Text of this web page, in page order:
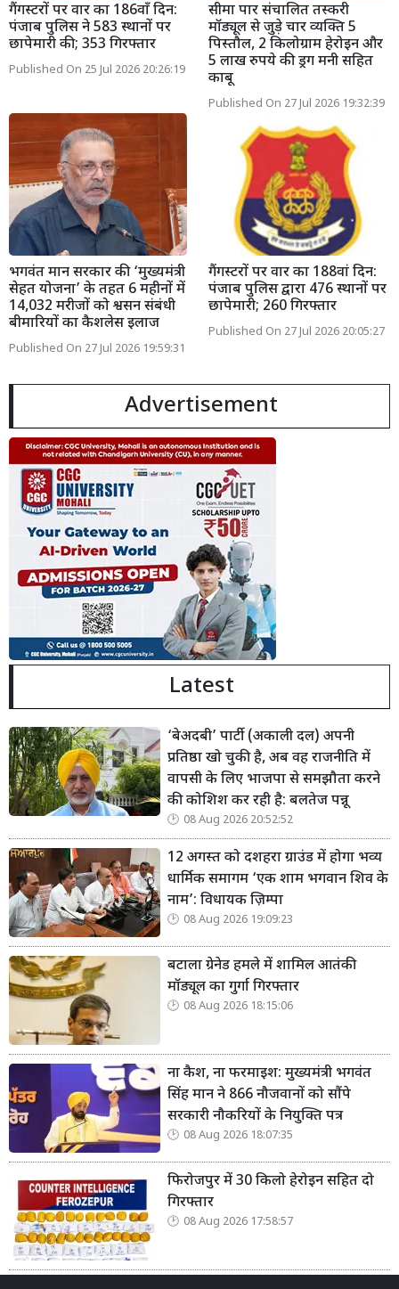
गैंगस्टरों पर वार का 186वाँ दिन:
पंजाब पुलिस ने 583 स्थानों पर
छापेमारी की; 353 गिरफ्तार
Published On 25 Jul 2026 20:26:19
सीमा पार संचालित तस्करी
मॉड्यूल से जुड़े चार व्यक्ति 5
पिस्तौल, 2 किलोग्राम हेरोइन और
5 लाख रुपये की ड्रग मनी सहित
काबू
Published On 27 Jul 2026 19:32:39
भगवंत मान सरकार की ‘मुख्यमंत्री
सेहत योजना’ के तहत 6 महीनों में
14,032 मरीजों को श्वसन संबंधी
बीमारियों का कैशलेस इलाज
Published On 27 Jul 2026 19:59:31
गैंगस्टरों पर वार का 188वां दिन:
पंजाब पुलिस द्वारा 476 स्थानों पर
छापेमारी; 260 गिरफ्तार
Published On 27 Jul 2026 20:05:27
Advertisement
Latest
‘बेअदबी’ पार्टी (अकाली दल) अपनी
प्रतिष्ठा खो चुकी है, अब वह राजनीति में
वापसी के लिए भाजपा से समझौता करने
की कोशिश कर रही है: बलतेज पन्नू
08 Aug 2026 20:52:52
12 अगस्त को दशहरा ग्राउंड में होगा भव्य
धार्मिक समागम ‘एक शाम भगवान शिव के
नाम’: विधायक ज़िम्पा
08 Aug 2026 19:09:23
बटाला ग्रेनेड हमले में शामिल आतंकी
मॉड्यूल का गुर्गा गिरफ्तार
08 Aug 2026 18:15:06
ना कैश, ना फरमाइश: मुख्यमंत्री भगवंत
सिंह मान ने 866 नौजवानों को सौंपे
सरकारी नौकरियों के नियुक्ति पत्र
08 Aug 2026 18:07:35
फिरोजपुर में 30 किलो हेरोइन सहित दो
गिरफ्तार
08 Aug 2026 17:58:57